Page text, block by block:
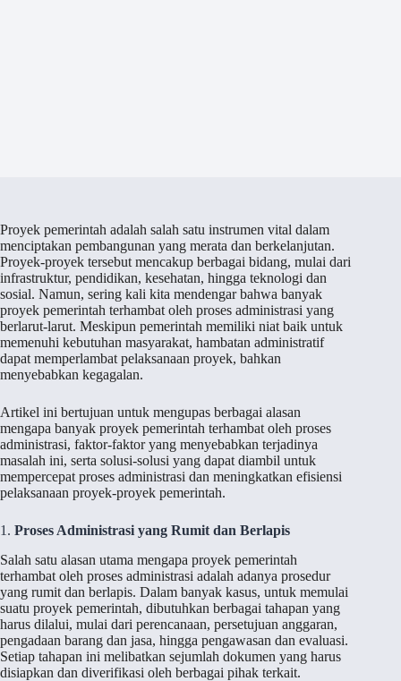
Proyek pemerintah adalah salah satu instrumen vital dalam
menciptakan pembangunan yang merata dan berkelanjutan.
Proyek-proyek tersebut mencakup berbagai bidang, mulai dari
infrastruktur, pendidikan, kesehatan, hingga teknologi dan
sosial. Namun, sering kali kita mendengar bahwa banyak
proyek pemerintah terhambat oleh proses administrasi yang
berlarut-larut. Meskipun pemerintah memiliki niat baik untuk
memenuhi kebutuhan masyarakat, hambatan administratif
dapat memperlambat pelaksanaan proyek, bahkan
menyebabkan kegagalan.
Artikel ini bertujuan untuk mengupas berbagai alasan
mengapa banyak proyek pemerintah terhambat oleh proses
administrasi, faktor-faktor yang menyebabkan terjadinya
masalah ini, serta solusi-solusi yang dapat diambil untuk
mempercepat proses administrasi dan meningkatkan efisiensi
pelaksanaan proyek-proyek pemerintah.
1. Proses Administrasi yang Rumit dan Berlapis
Salah satu alasan utama mengapa proyek pemerintah
terhambat oleh proses administrasi adalah adanya prosedur
yang rumit dan berlapis. Dalam banyak kasus, untuk memulai
suatu proyek pemerintah, dibutuhkan berbagai tahapan yang
harus dilalui, mulai dari perencanaan, persetujuan anggaran,
pengadaan barang dan jasa, hingga pengawasan dan evaluasi.
Setiap tahapan ini melibatkan sejumlah dokumen yang harus
disiapkan dan diverifikasi oleh berbagai pihak terkait.